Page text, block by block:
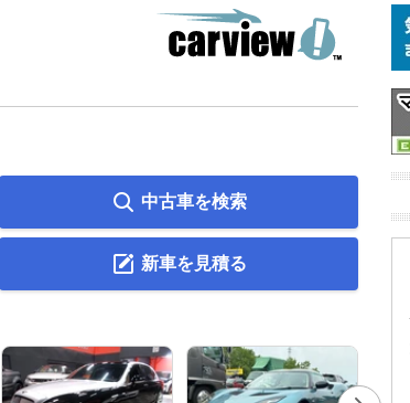
中古車を検索
新車を見積る